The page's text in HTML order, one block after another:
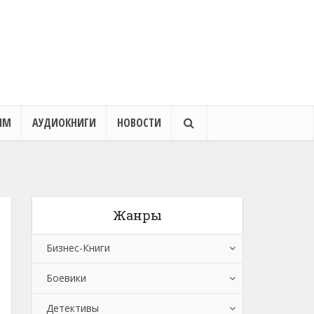
АУДИОКНИГИ НОВОСТИ
Жанры
Бизнес-Книги
Банковское дело
Бухучет, налогообложение, аудит
Боевики
Боевики: Прочее
Детективы